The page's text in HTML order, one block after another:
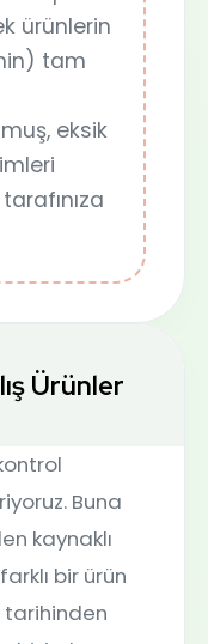
ürünlerin
tam
eksik
Ürünler
Buna
kaynaklı
bir ürün
tarihinden